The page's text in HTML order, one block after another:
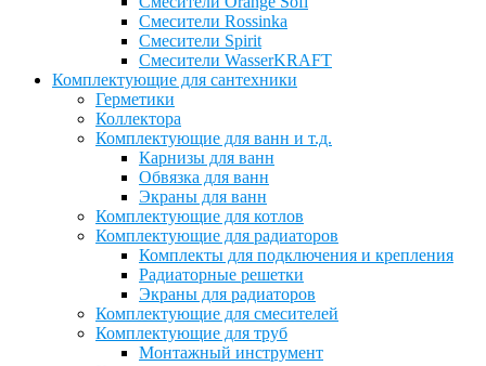
Смесители Rossinka
Смесители Spirit
Смесители WasserKRAFT
Комплектующие для сантехники
Герметики
Коллектора
Комплектующие для ванн и т.д.
Карнизы для ванн
Обвязка для ванн
Экраны для ванн
Комплектующие для котлов
Комплектующие для радиаторов
Комплекты для подключения и крепления
Радиаторные решетки
Экраны для радиаторов
Комплектующие для смесителей
Комплектующие для труб
Монтажный инструмент